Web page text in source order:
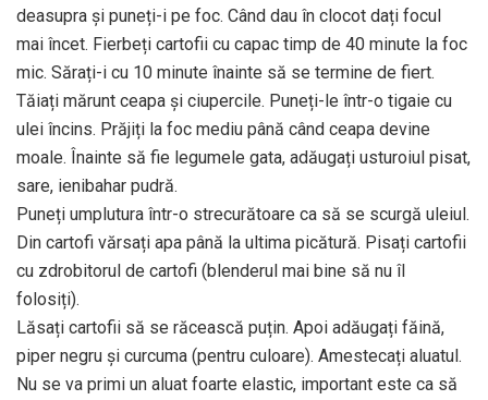
deasupra și puneți-i pe foc. Când dau în clocot dați focul
mai încet. Fierbeți cartofii cu capac timp de 40 minute la foc
mic. Sărați-i cu 10 minute înainte să se termine de fiert.
Tăiați mărunt ceapa și ciupercile. Puneți-le într-o tigaie cu
ulei încins. Prăjiți la foc mediu până când ceapa devine
moale. Înainte să fie legumele gata, adăugați usturoiul pisat,
sare, ienibahar pudră.
Puneți umplutura într-o strecurătoare ca să se scurgă uleiul.
Din cartofi vărsați apa până la ultima picătură. Pisați cartofii
cu zdrobitorul de cartofi (blenderul mai bine să nu îl
folosiți).
Lăsați cartofii să se răcească puțin. Apoi adăugați făină,
piper negru și curcuma (pentru culoare). Amestecați aluatul.
Nu se va primi un aluat foarte elastic, important este ca să